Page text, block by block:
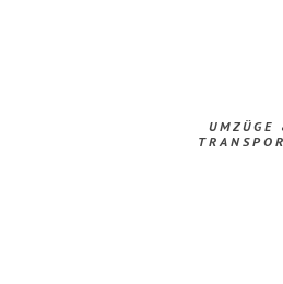
UMZÜGE